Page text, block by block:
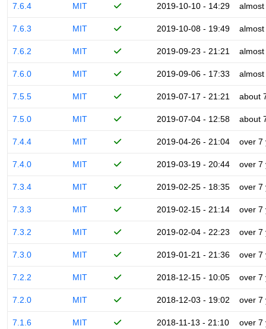
7.6.4 MIT 2019-10-10 - 14:29
7.6.3 MIT 2019-10-08 - 19:49
7.6.2 MIT 2019-09-23 - 21:21
7.6.0 MIT 2019-09-06 - 17:33
7.5.5 MIT 2019-07-17 - 21:21 about
7.5.0 MIT 2019-07-04 - 12:58 about
7.4.4 MIT 2019-04-26 - 21:04 over 7
7.4.0 MIT 2019-03-19 - 20:44 over 7
7.3.4 MIT 2019-02-25 - 18:35 over 7
7.3.3 MIT 2019-02-15 - 21:14 over 7
7.3.2 MIT 2019-02-04 - 22:23 over 7
7.3.0 MIT 2019-01-21 - 21:36 over 7
7.2.2 MIT 2018-12-15 - 10:05 over 7
7.2.0 MIT 2018-12-03 - 19:02 over 7
7.1.6 MIT 2018-11-13 - 21:10 over 7